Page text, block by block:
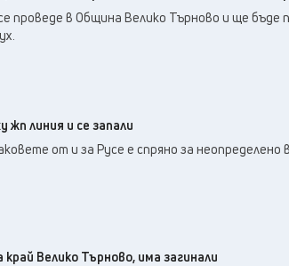
проведе в Община Велико Търново и ще бъде
жп линия и се запали
от и за Русе е спряно за неопределено
Велико Търново, има загинали